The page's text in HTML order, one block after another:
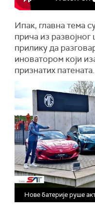
Ипак, главна тема
прича из
прилику да
иноватором који
признатих патената.
Нове батерије руше